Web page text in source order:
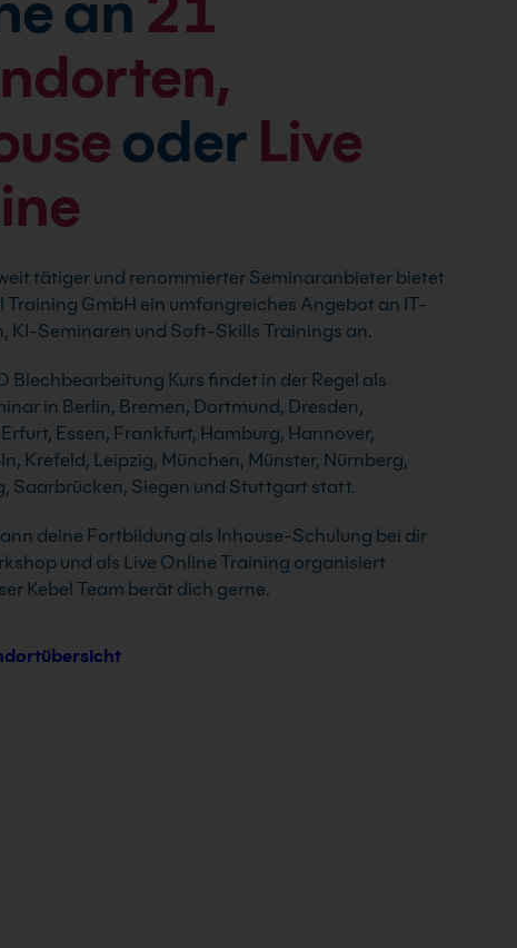
oder Live
tätiger und renommierter Seminaranbieter bietet
Training GmbH ein umfangreiches Angebot an IT-
KI-Seminaren und Soft-Skills Trainings an.
Blechbearbeitung Kurs findet in der Regel als
in Berlin, Bremen, Dortmund, Dresden,
Essen, Frankfurt, Hamburg, Hannover,
Krefeld, Leipzig, München, Münster, Nürnberg,
Saarbrücken, Siegen und Stuttgart statt.
deine Fortbildung als Inhouse-Schulung bei dir
und als Live Online Training organisiert
Kebel Team berät dich gerne.